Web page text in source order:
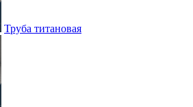
Труба титановая